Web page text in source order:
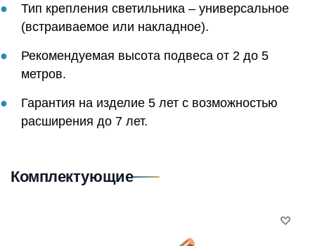
Тип крепления светильника – универсальное
(встраиваемое или накладное).
Рекомендуемая высота подвеса от 2 до 5
метров.
Гарантия на изделие 5 лет с возможностью
расширения до 7 лет.
Комплектующие